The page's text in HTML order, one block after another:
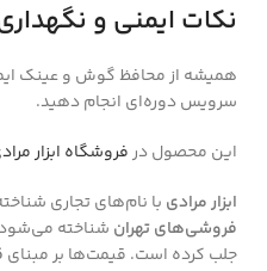
نکات ایمنی و
سرویس دوره‌ای انجام دهید.
این محصول درفروشگاه ابزار
ابزار مرادی با نام‌های تجاری
فروشی‌های تهران شناخته
جلب کرده است. قیمت‌ها بر مبنای